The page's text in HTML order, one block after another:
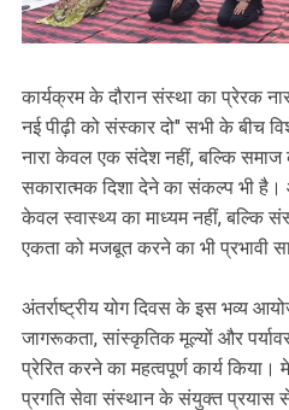
कार्यक्रम के दौरान संस्था का प्रेरक
नई पीढ़ी को संस्कार दो" सभी के बीच
नारा केवल एक संदेश नहीं, बल्कि
सकारात्मक दिशा देने का संकल्प भी है।
केवल स्वास्थ्य का माध्यम नहीं, बल्कि
एकता को मजबूत करने का भी प्रभावी
अंतर्राष्ट्रीय योग दिवस के इस भव्य
जागरूकता, सांस्कृतिक मूल्यों और
प्रेरित करने का महत्वपूर्ण कार्य किया।
प्रगति सेवा संस्थान के संयुक्त प्रयास